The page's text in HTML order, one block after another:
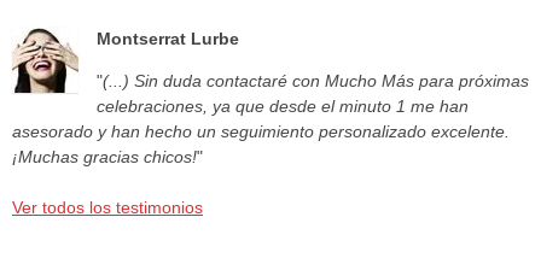
Montserrat Lurbe
"(...) Sin duda contactaré con Mucho Más para próximas
celebraciones, ya que desde el minuto 1 me han
asesorado y han hecho un seguimiento personalizado excelente.
¡Muchas gracias chicos!"
Ver todos los testimonios